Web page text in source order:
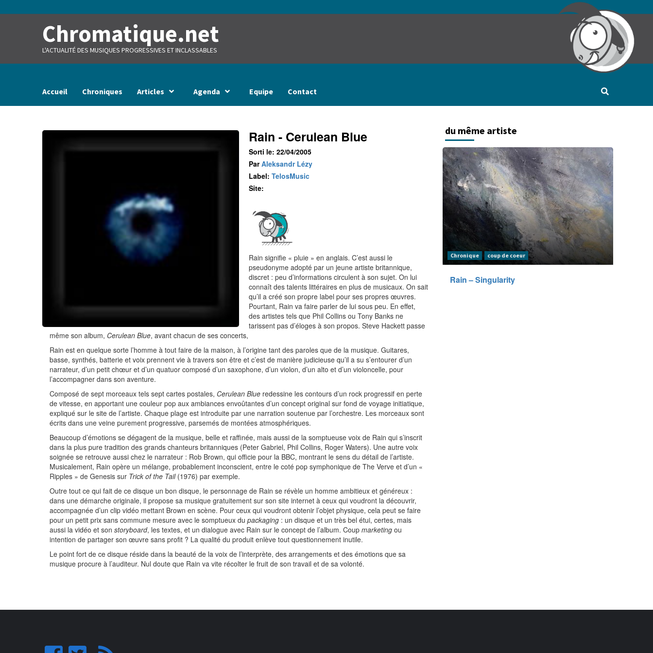
to
Chromatique.net
L'ACTUALITÉ DES MUSIQUES PROGRESSIVES ET INCLASSABLES
Accueil Chroniques Articles Agenda Equipe Contact
Rain - Cerulean Blue
Sorti le: 22/04/2005
ParAleksandr Lézy
Label: TelosMusic
Site:
Rain signifie « pluie » en anglais. C’est aussi le
pseudonyme adopté par un jeune artiste britannique,
discret : peu d’informations circulent à son sujet. On lui
connaît des talents littéraires en plus de musicaux. On sait
qu’il a créé son propre label pour ses propres œuvres.
Pourtant, Rain va faire parler de lui sous peu. En effet,
des artistes tels que Phil Collins ou Tony Banks ne
tarissent pas d’éloges à son propos. Steve Hackett passe
même son album, Cerulean Blue, avant chacun de ses concerts,
Rain est en quelque sorte l’homme à tout faire de la maison, à l’origine tant des paroles que de la musique. Guitares,
basse, synthés, batterie et voix prennent vie à travers son être et c’est de manière judicieuse qu’il a su s’entourer d’un
narrateur, d’un petit chœur et d’un quatuor composé d’un saxophone, d’un violon, d’un alto et d’un violoncelle, pour
l’accompagner dans son aventure.
Composé de sept morceaux tels sept cartes postales, Cerulean Blue redessine les contours d’un rock progressif en perte
de vitesse, en apportant une couleur pop aux ambiances envoûtantes d’un concept original sur fond de voyage initiatique,
expliqué sur le site de l’artiste. Chaque plage est introduite par une narration soutenue par l’orchestre. Les morceaux sont
écrits dans une veine purement progressive, parsemés de montées atmosphériques.
Beaucoup d’émotions se dégagent de la musique, belle et raffinée, mais aussi de la somptueuse voix de Rain qui s’inscrit
dans la plus pure tradition des grands chanteurs britanniques (Peter Gabriel, Phil Collins, Roger Waters). Une autre voix
soignée se retrouve aussi chez le narrateur : Rob Brown, qui officie pour la BBC, montrant le sens du détail de l’artiste.
Musicalement, Rain opère un mélange, probablement inconscient, entre le coté pop symphonique de The Verve et d’un «
Ripples » de Genesis sur Trick of the Tail(1976) par exemple.
Outre tout ce qui fait de ce disque un bon disque, le personnage de Rain se révèle un homme ambitieux et généreux :
dans une démarche originale, il propose sa musique gratuitement sur son site internet à ceux qui voudront la découvrir,
accompagnée d’un clip vidéo mettant Brown en scène. Pour ceux qui voudront obtenir l’objet physique, cela peut se faire
pour un petit prix sans commune mesure avec le somptueux du packaging : un disque et un très bel étui, certes, mais
aussi la vidéo et son storyboard, les textes, et un dialogue avec Rain sur le concept de l’album. Coup marketing ou
intention de partager son œuvre sans profit ? La qualité du produit enlève tout questionnement inutile.
Le point fort de ce disque réside dans la beauté de la voix de l’interprète, des arrangements et des émotions que sa
musique procure à l’auditeur. Nul doute que Rain va vite récolter le fruit de son travail et de sa volonté.
du même artiste
Chronique coup de coeur
Rain – Singularity